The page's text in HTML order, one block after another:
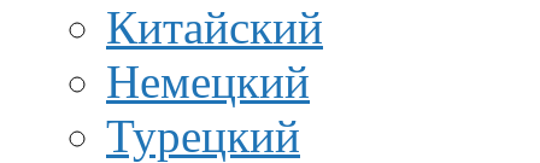
Китайский
Немецкий
Турецкий